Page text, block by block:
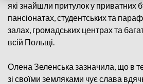
які знайшли притулок у приватних
пансіонатах, студентських та
залах, громадських центрах та
всій Польщі.
Олена Зеленська зазначила, що в
зі своїми земляками чує слава